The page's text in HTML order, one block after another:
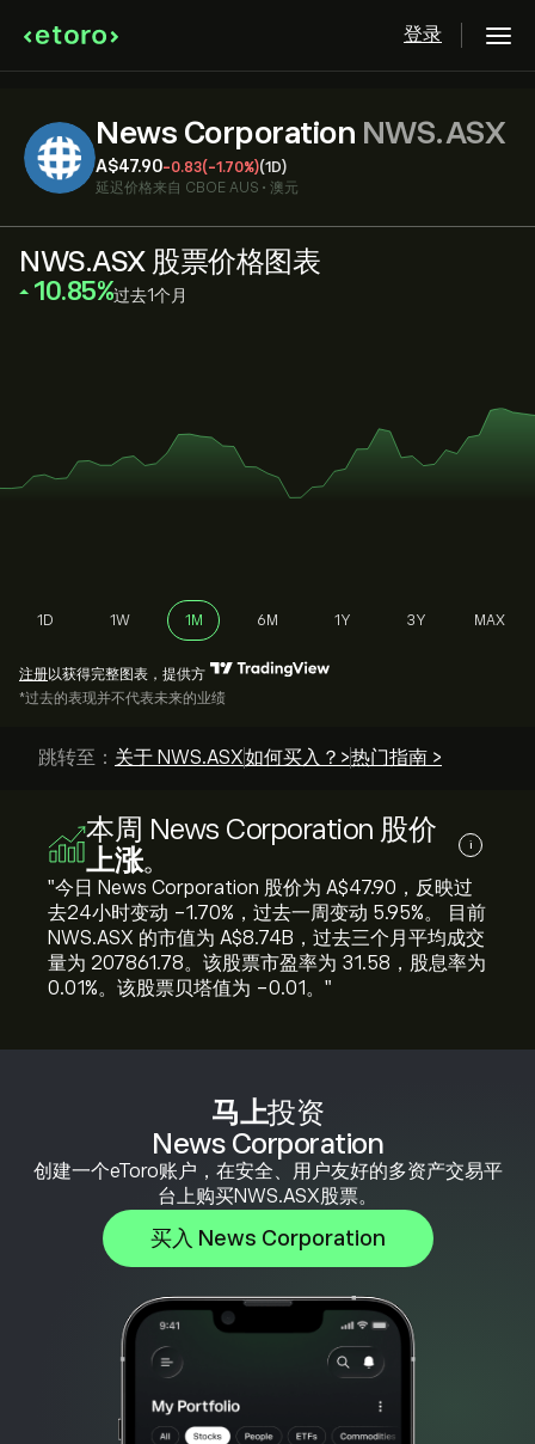
登录
News Corporation NWS.ASX
‎A$‎47.90-0.83(-1.70%)(1D)
延迟价格来自 CBOE AUS • 澳元
马上投资
News Corporation
创建一个eToro账户，在安全、用户友好的多资产交易平
台上购买NWS.ASX股票。
买入 News Corporation
NWS.ASX 股票价格图表
‎10.85‎ 过去1个月
1D 1W 1M 6M 1Y 3Y MAX
注册以获得完整图表，提供方
*过去的表现并不代表未来的业绩
跳转至： 关于 NWS.ASX如何买入？>热门指南 >
本周 News Corporation 股价
上涨。 i
"今日 News Corporation 股价为 ‎A$‎47.90，反映过
去24小时变动 ‎-1.70‎%，过去一周变动 ‎5.95‎%。 目前
NWS.ASX 的市值为 ‎A$‎8.74B，过去三个月平均成交
量为 207861.78。该股票市盈率为 31.58，股息率为
0.01%。该股票贝塔值为 -0.01。"